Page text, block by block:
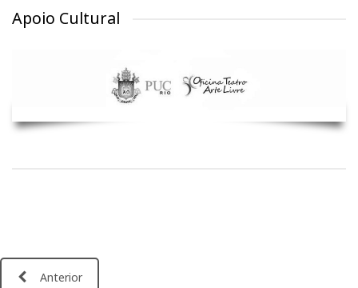
Apoio Cultural
Anterior